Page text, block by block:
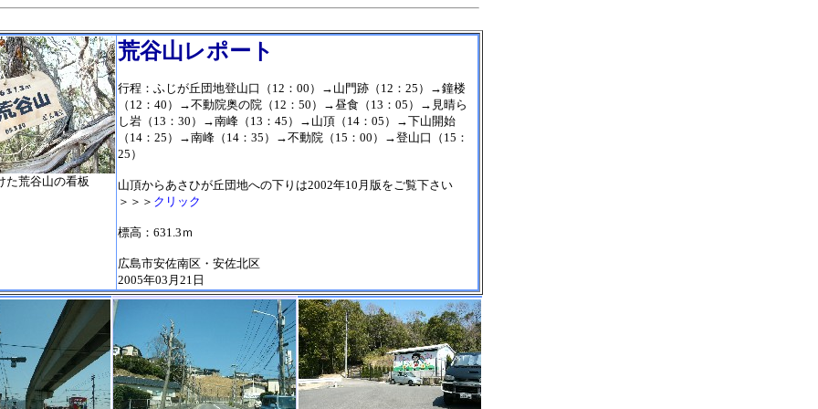
た荒谷山の看板
荒谷山レポート
行程：ふじが丘団地登山口（12：00）→山門跡（12：25）→鐘楼
（12：40）→不動院奥の院（12：50）→昼食（13：05）→見晴ら
し岩（13：30）→南峰（13：45）→山頂（14：05）→下山開始
（14：25）→南峰（14：35）→不動院（15：00）→登山口（15：
25）
山頂からあさひが丘団地への下りは2002年10月版をご覧下さい
＞＞＞ クリック
標高：631.3ｍ
広島市安佐南区・安佐北区
2005年03月21日